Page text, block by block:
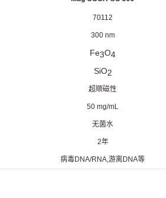
70112
300 nm
Fe3O4
SiO2
超顺磁性
50 mg/mL
无菌水
2年
病毒DNA/RNA,游离DNA等